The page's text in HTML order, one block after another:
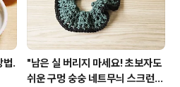
법.
"남은 실 버리지 마세요! 초보자도
쉬운 구멍 숭숭 네트무늬 스크런치